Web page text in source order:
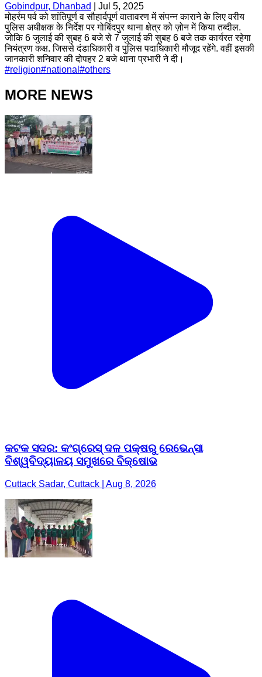
Gobindpur, Dhanbad
Jul 5, 2025
मोहर्रम पर्व को शांतिपूर्ण व सौहार्दपूर्ण वातावरण में संपन्न काराने के लिए वरीय
पुलिस अधीक्षक के निर्देश पर गोबिंदपुर थाना क्षेत्र को ज़ोन में किया तब्दील.
जोकि 6 जुलाई की सुबह 6 बजे से 7 जुलाई की सुबह 6 बजे तक कार्यरत रहेगा
नियंत्रण कक्ष. जिससे दंडाधिकारी व पुलिस पदाधिकारी मौजूद रहेंगे. वहीं इसकी
जानकारी शनिवार की दोपहर 2 बजे थाना प्रभारी ने दी।
#religion#national #others
MORE NEWS
କଟକ ସଦର: କଂଗ୍ରେସ୍ ଦଳ ପକ୍ଷରୁ ରେଭେନ୍ସା
ବିଶ୍ୱବିଦ୍ୟାଳୟ ସମୁଖରେ ବିକ୍ଷୋଭ
Cuttack Sadar, Cuttack | Aug 8, 2026